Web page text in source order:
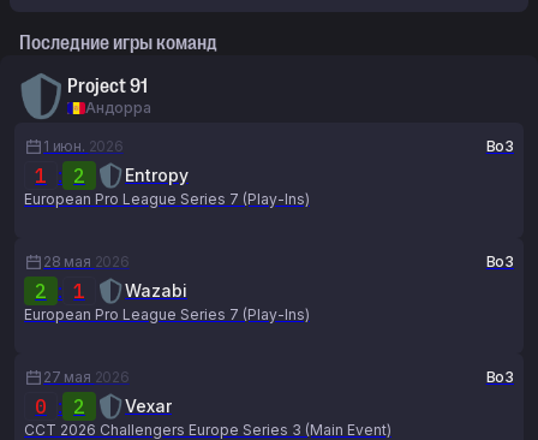
Последние игры команд
Project 91
Андорра
1 июн. 2026 Bo3
1 : 2 Entropy
European Pro League Series 7 (Play-Ins)
28 мая 2026 Bo3
2 : 1 Wazabi
European Pro League Series 7 (Play-Ins)
27 мая 2026 Bo3
0 : 2 Vexar
CCT 2026 Challengers Europe Series 3 (Main Event)